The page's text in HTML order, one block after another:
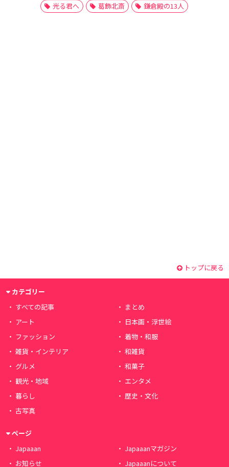
光る君へ
葛飾北斎 鎌倉殿の13人
トップに戻る
カテゴリー
すべての記事
まとめ
アート
日本画・浮世絵
ファッション
着物・和服
雑貨・インテリア
和雑貨
グルメ
和菓子
観光・地域
エンタメ
暮らし
歴史・文化
古写真
ページ
Japaaan
Japaaanマガジン
お知らせ
Japaaanについて